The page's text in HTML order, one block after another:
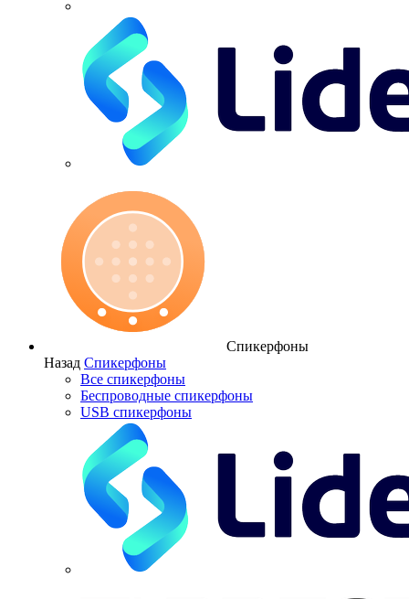
Спикерфоны
Назад Спикерфоны
Все спикерфоны
Беспроводные спикерфоны
USB спикерфоны